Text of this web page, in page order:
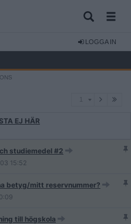
LOGGA IN
EJ HÄR
studiemedel #2
15:52
betyg/mitt reservnummer?
till högskola